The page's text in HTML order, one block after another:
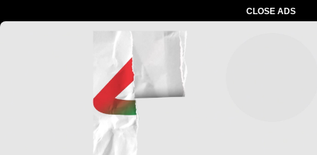
CLOSE ADS